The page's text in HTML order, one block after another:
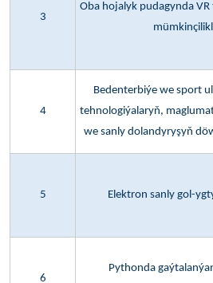
3
Oba hojalyk pudagynda
4
Bedenterbiýe we sport
tehnologiýalaryň,
we sanly dolandyryşyň
5 Elektron sanly gol-
6
Pythonda